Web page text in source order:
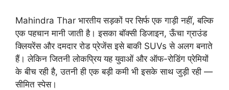
Mahindra Thar भारतीय सड़कों पर सिर्फ एक गाड़ी नहीं, बल्कि
एक पहचान मानी जाती है। इसका बॉक्सी डिजाइन, ऊँचा ग्राउंड
क्लियरेंस और दमदार रोड प्रेजेंस इसे बाकी SUVs से अलग बनाते
हैं। लेकिन जितनी लोकप्रिय यह युवाओं और ऑफ-रोडिंग प्रेमियों
के बीच रही है, उतनी ही एक बड़ी कमी भी इसके साथ जुड़ी रही —
सीमित स्पेस।